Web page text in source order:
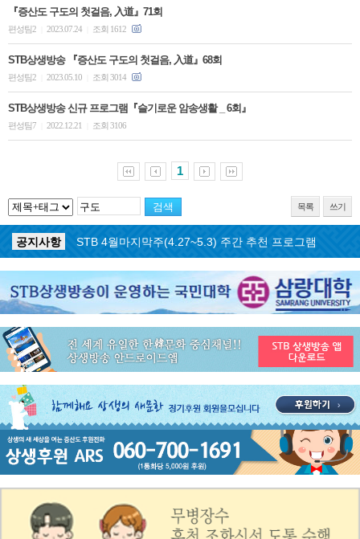
『증산도 구도의 첫걸음, 入道』71회
편성팀2 2023.07.24 조회 1612
STB상생방송 『증산도 구도의 첫걸음, 入道』68회
편성팀2 2023.05.10 조회 3014
STB상생방송 신규 프로그램『슬기로운 암송생활 _ 6회』
편성팀7 2022.12.21 조회 3106
1
목록 쓰기
공지사항
ON AIR 서비스 장애 복구 안내
공지사항
STB 5월4주(5.25~5.31) 주간 추천 프로그램
공지사항
STB 5월3주(5.18~5.24) 주간 추천 프로그램
공지사항
STB 4월마지막주(4.27~5.3) 주간 추천 프로그램
공지사항
STB 4월4주(4.20~4.26) 주간 추천 프로그램
STB 4월2주(4.6~4.12) 주간 추천 프로그램
공지사항
STB 4월1주(3.30~4.5) 주간 추천 프로그램
공지사항
STB 3월4주(3.23~3.29) 주간 추천 프로그램